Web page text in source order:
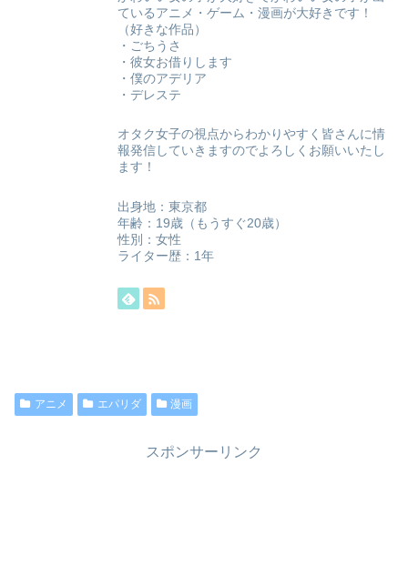
ているアニメ・ゲーム・漫画が大好きです！
（好きな作品）
・ごちうさ
・彼女お借りします
・僕のアデリア
・デレステ
オタク女子の視点からわかりやすく皆さんに情
報発信していきますのでよろしくお願いいたし
ます！
出身地：東京都
年齢：19歳（もうすぐ20歳）
性別：女性
ライター歴：1年
アニメ エパリダ 漫画
スポンサーリンク